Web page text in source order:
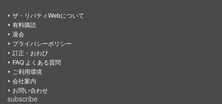
ザ・リバティWebについて
有料購読
退会
プライバシーポリシー
訂正・おわび
FAQ よくある質問
ご利用環境
会社案内
お問い合わせ
subscribe